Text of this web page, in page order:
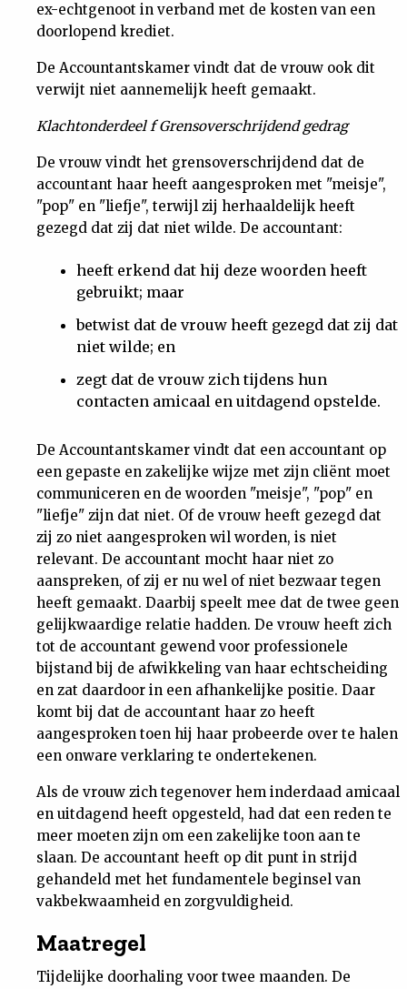
ex-echtgenoot in verband met de kosten van een
doorlopend krediet.
De Accountantskamer vindt dat de vrouw ook dit
verwijt niet aannemelijk heeft gemaakt.
Klachtonderdeel f Grensoverschrijdend gedrag
De vrouw vindt het grensoverschrijdend dat de
accountant haar heeft aangesproken met "meisje",
"pop" en "liefje", terwijl zij herhaaldelijk heeft
gezegd dat zij dat niet wilde. De accountant:
heeft erkend dat hij deze woorden heeft
gebruikt; maar
betwist dat de vrouw heeft gezegd dat zij dat
niet wilde; en
zegt dat de vrouw zich tijdens hun
contacten amicaal en uitdagend opstelde.
De Accountantskamer vindt dat een accountant op
een gepaste en zakelijke wijze met zijn cliënt moet
communiceren en de woorden "meisje", "pop" en
"liefje" zijn dat niet. Of de vrouw heeft gezegd dat
zij zo niet aangesproken wil worden, is niet
relevant. De accountant mocht haar niet zo
aanspreken, of zij er nu wel of niet bezwaar tegen
heeft gemaakt. Daarbij speelt mee dat de twee geen
gelijkwaardige relatie hadden. De vrouw heeft zich
tot de accountant gewend voor professionele
bijstand bij de afwikkeling van haar echtscheiding
en zat daardoor in een afhankelijke positie. Daar
komt bij dat de accountant haar zo heeft
aangesproken toen hij haar probeerde over te halen
een onware verklaring te ondertekenen.
Als de vrouw zich tegenover hem inderdaad amicaal
en uitdagend heeft opgesteld, had dat een reden te
meer moeten zijn om een zakelijke toon aan te
slaan. De accountant heeft op dit punt in strijd
gehandeld met het fundamentele beginsel van
vakbekwaamheid en zorgvuldigheid.
Maatregel
Tijdelijke doorhaling voor twee maanden. De